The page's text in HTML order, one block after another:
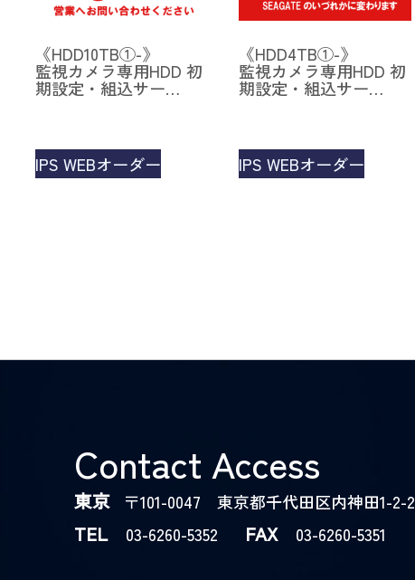
《HDD10TB①-》
監視カメラ専用HDD 初
期設定・組込サー…
IPS WEBオーダー
《HDD4TB①-》
監視カメラ専用HDD 初
期設定・組込サー…
IPS WEBオーダー
Contact Access
東京 〒101-0047 東京都千代田区内神田1-2-2
TEL03-6260-5352 FAX03-6260-5351